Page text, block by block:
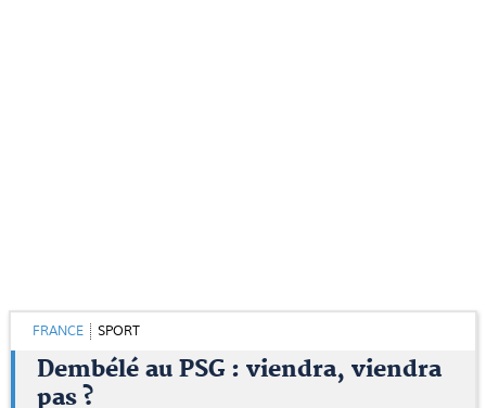
FRANCE SPORT
Dembélé au PSG : viendra, viendra
pas ?